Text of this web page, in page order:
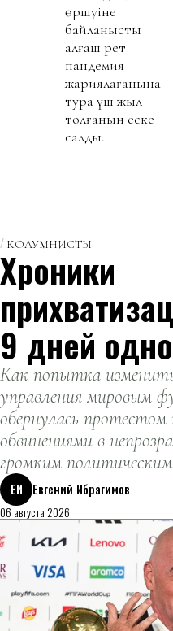
өршуіне
байланысты
алғаш рет
пандемия
жариялағанына
тура үш жыл
толғанын еске
салды.
КОЛУМНИСТЫ
Хроники
9 дней
Как попытка
управления мировым
обернулась протестом
обвинениями в
громким
ЕИ
Евгений Ибрагимов
06 августа 2026